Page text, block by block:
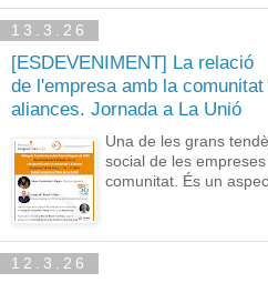
13.3.26
[ESDEVENIMENT] La relació
de l'empresa amb la comunitat
aliances. Jornada a La Unió
Una de les grans
social de les
comunitat. És un
12.3.26